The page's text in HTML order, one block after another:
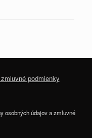
podmienky
osobných údajov a zmluvné